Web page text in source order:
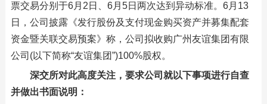
票交易分别于6月2日、6月5日两次达到异动标准。6月13
日，公司披露《发行股份及支付现金购买资产并募集配套
资金暨关联交易预案》称，公司拟收购广州友谊集团有限
公司(以下简称“友谊集团”)100%股权。
深交所对此高度关注，要求公司就以下事项进行自查
并做出书面说明：